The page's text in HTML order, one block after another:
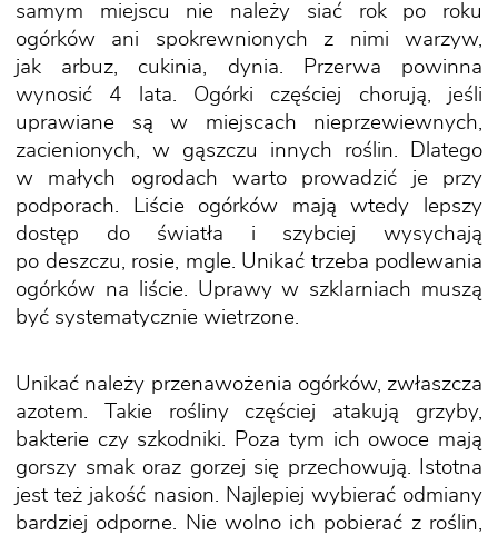
samym miejscu nie należy siać rok po roku
ogórków ani spokrewnionych z nimi warzyw,
jak arbuz, cukinia, dynia. Przerwa powinna
wynosić 4 lata. Ogórki częściej chorują, jeśli
uprawiane są w miejscach nieprzewiewnych,
zacienionych, w gąszczu innych roślin. Dlatego
w małych ogrodach warto prowadzić je przy
podporach. Liście ogórków mają wtedy lepszy
dostęp do światła i szybciej wysychają
po deszczu, rosie, mgle. Unikać trzeba podlewania
ogórków na liście. Uprawy w szklarniach muszą
być systematycznie wietrzone.
Unikać należy przenawożenia ogórków, zwłaszcza
azotem. Takie rośliny częściej atakują grzyby,
bakterie czy szkodniki. Poza tym ich owoce mają
gorszy smak oraz gorzej się przechowują. Istotna
jest też jakość nasion. Najlepiej wybierać odmiany
bardziej odporne. Nie wolno ich pobierać z roślin,